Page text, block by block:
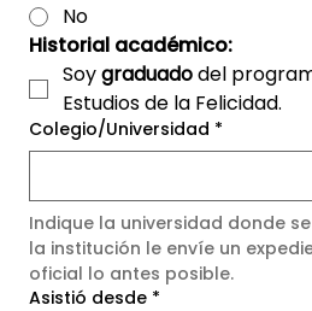
No
Historial académico:
Soy graduado del
Estudios de la Felicidad.
Colegio/Universidad *
Indique la universidad donde
la institución le envíe un
oficial lo antes posible.
Asistió desde *